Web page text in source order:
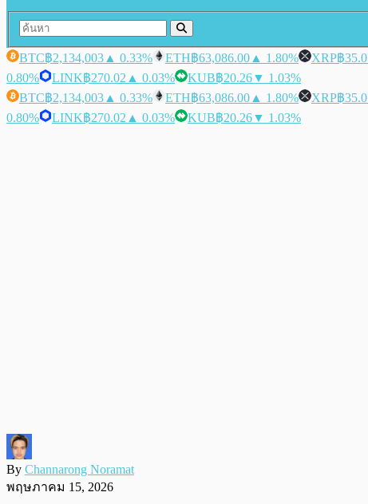
BTC฿2,134,003 ▲ 0.33% ETH฿63,086.00 ▲ 1.80% XRP฿
0.80%
LINK฿270.02 ▲ 0.03% KUB฿20.26▼ 1.03%
BTC฿2,134,003 ▲ 0.33% ETH฿63,086.00 ▲ 1.80% XRP฿
0.80%
LINK฿270.02 ▲ 0.03% KUB฿20.26▼ 1.03%
By Channarong Noramat
พฤษภาคม 15, 2026